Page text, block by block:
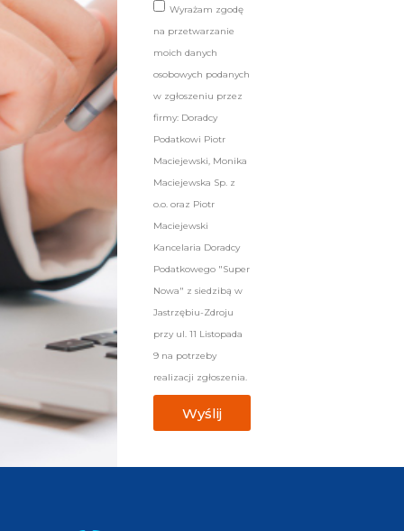
Wyrażam zgodę
na przetwarzanie
moich danych
osobowych podanych
w zgłoszeniu przez
firmy: Doradcy
Podatkowi Piotr
Maciejewski, Monika
Maciejewska Sp. z
o.o. oraz Piotr
Maciejewski
Kancelaria Doradcy
Podatkowego "Super
Nowa" z siedzibą w
Jastrzębiu-Zdroju
przy ul. 11 Listopada
9 na potrzeby
realizacji zgłoszenia.
Wyślij